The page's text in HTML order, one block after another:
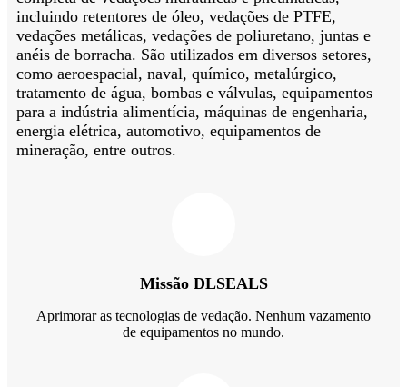
incluindo retentores de óleo, vedações de PTFE,
vedações metálicas, vedações de poliuretano, juntas e
anéis de borracha. São utilizados em diversos setores,
como aeroespacial, naval, químico, metalúrgico,
tratamento de água, bombas e válvulas, equipamentos
para a indústria alimentícia, máquinas de engenharia,
energia elétrica, automotivo, equipamentos de
mineração, entre outros.
Missão DLSEALS
Aprimorar as tecnologias de vedação. Nenhum vazamento
de equipamentos no mundo.